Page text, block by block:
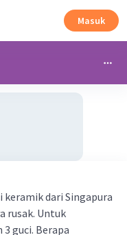
Masuk
keramik dari Singapura
rusak. Untuk
guci. Berapa